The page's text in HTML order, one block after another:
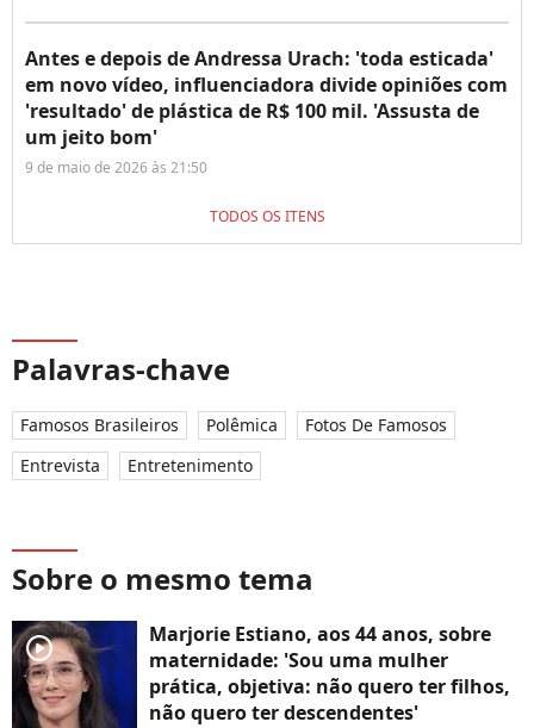
Antes e depois de Andressa Urach: 'toda esticada'
em novo vídeo, influenciadora divide opiniões com
'resultado' de plástica de R$ 100 mil. 'Assusta de
um jeito bom'
9 de maio de 2026 às 21:50
TODOS OS ITENS
Palavras-chave
Famosos Brasileiros Polêmica
Fotos De Famosos
Entrevista
Entretenimento
Sobre o mesmo tema
player2
Marjorie Estiano, aos 44 anos, sobre
maternidade: 'Sou uma mulher
prática, objetiva: não quero ter filhos,
não quero ter descendentes'